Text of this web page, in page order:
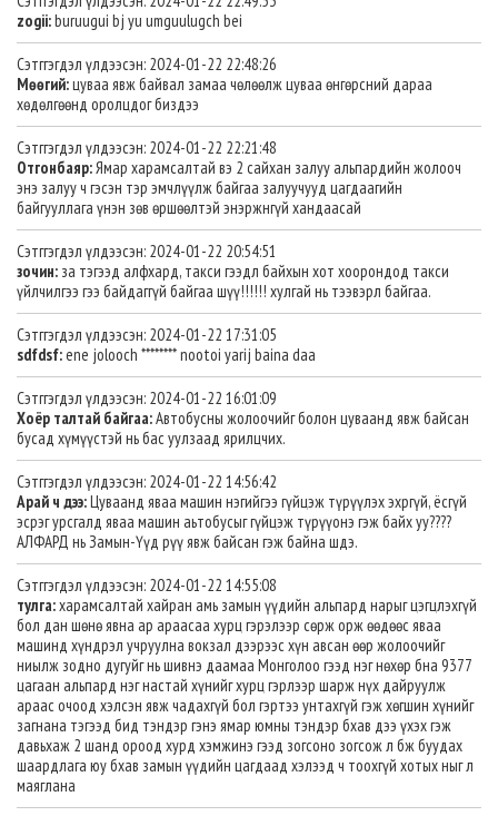
zogii:buruugui bj yu umguulugch bei
Сэтггэгдэл үлдээсэн: 2024-01-22 22:48:26
Мөөгий:цуваа явж байвал замаа чөлөөлж цуваа өнгөрсний дараа
хөдөлгөөнд оролцдог биздээ
Сэтггэгдэл үлдээсэн: 2024-01-22 22:21:48
Отгонбаяр:Ямар харамсалтай вэ 2 сайхан залуу альпардийн жолооч
энэ залуу ч гэсэн тэр эмчлүүлж байгаа залуучууд цагдаагийн
байгууллага үнэн зөв өршөөлтэй энэржнгүй хандаасай
Сэтггэгдэл үлдээсэн: 2024-01-22 20:54:51
зочин: за тэгээд алфхард, такси гээдл байхын хот хоорондод такси
үйлчилгээ гээ байдаггүй байгаа шүү!!!!!! хулгай нь тээвэрл байгаа.
Сэтггэгдэл үлдээсэн: 2024-01-22 17:31:05
sdfdsf: ene jolooch ******** nootoi yarij baina daa
Сэтггэгдэл үлдээсэн: 2024-01-22 16:01:09
Хоёр талтай байгаа:Автобусны жолоочийг болон цуваанд явж байсан
бусад хүмүүстэй нь бас уулзаад ярилцчих.
Сэтггэгдэл үлдээсэн: 2024-01-22 14:56:42
Арай ч дээ:Цуваанд яваа машин нэгийгээ гүйцэж түрүүлэх эхргүй, ёсгүй
эсрэг урсгалд яваа машин аьтобусыг гүйцэж түрүүонэ гэж байх уу????
АЛФАРД нь Замын-Үүд рүү явж байсан гэж байна шдэ.
Сэтггэгдэл үлдээсэн: 2024-01-22 14:55:08
тулга:харамсалтай хайран амь замын үүдийн альпард нарыг цэгцлэхгүй
бол дан шөнө явна ар араасаа хурц гэрэлээр сөрж орж өөдөөс яваа
машинд хүндрэл учруулна вокзал дээрээс хүн авсан өөр жолоочийг
ниылж зодно дугуйг нь шивнэ даамаа Монголоо гээд нэг нөхөр бна 9377
цагаан альпард нэг настай хүнийг хурц гэрлээр шарж нүх дайруулж
араас очоод хэлсэн явж чадахгүй бол гэртээ унтахгүй гэж хөгшин хүнийг
загнана тэгээд бид тэндэр гэнэ ямар юмны тэндэр бхав дээ үхэх гэж
давьхаж 2 шанд ороод хурд хэмжинэ гээд зогсоно зогсож л бж буудах
шаардлага юу бхав замын үүдийн цагдаад хэлээд ч тоохгүй хотых ныг л
маяглана